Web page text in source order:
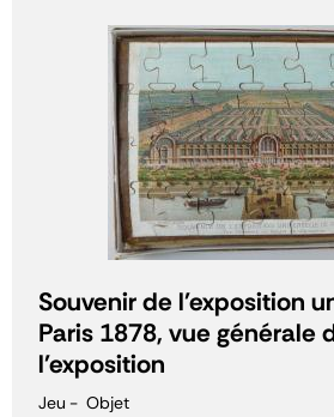
Souvenir de l'exposition
Paris 1878, vue générale
l'exposition
Jeu Objet